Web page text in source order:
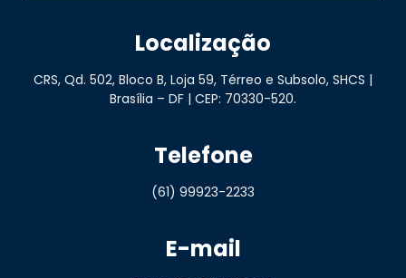
Localização
CRS, Qd. 502, Bloco B, Loja 59, Térreo e Subsolo, SHCS |
Brasília – DF | CEP: 70330-520.
Telefone
(61) 99923-2233
E-mail